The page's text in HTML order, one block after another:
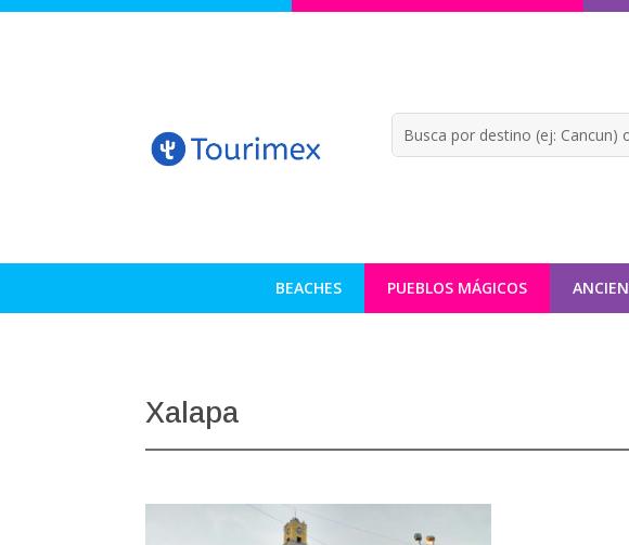
BEACHES PUEBLOS MÁGICOS
Xalapa